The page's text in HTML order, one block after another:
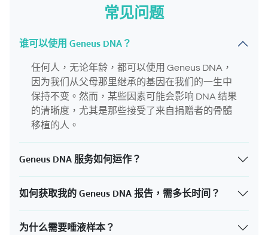
常见问题
谁可以使用 Geneus DNA？
任何人，无论年龄，都可以使用 Geneus DNA，
因为我们从父母那里继承的基因在我们的一生中
保持不变。然而，某些因素可能会影响 DNA 结果
的清晰度，尤其是那些接受了来自捐赠者的骨髓
移植的人。
Geneus DNA 服务如何运作？
如何获取我的 Geneus DNA 报告，需多长时间？
为什么需要唾液样本？